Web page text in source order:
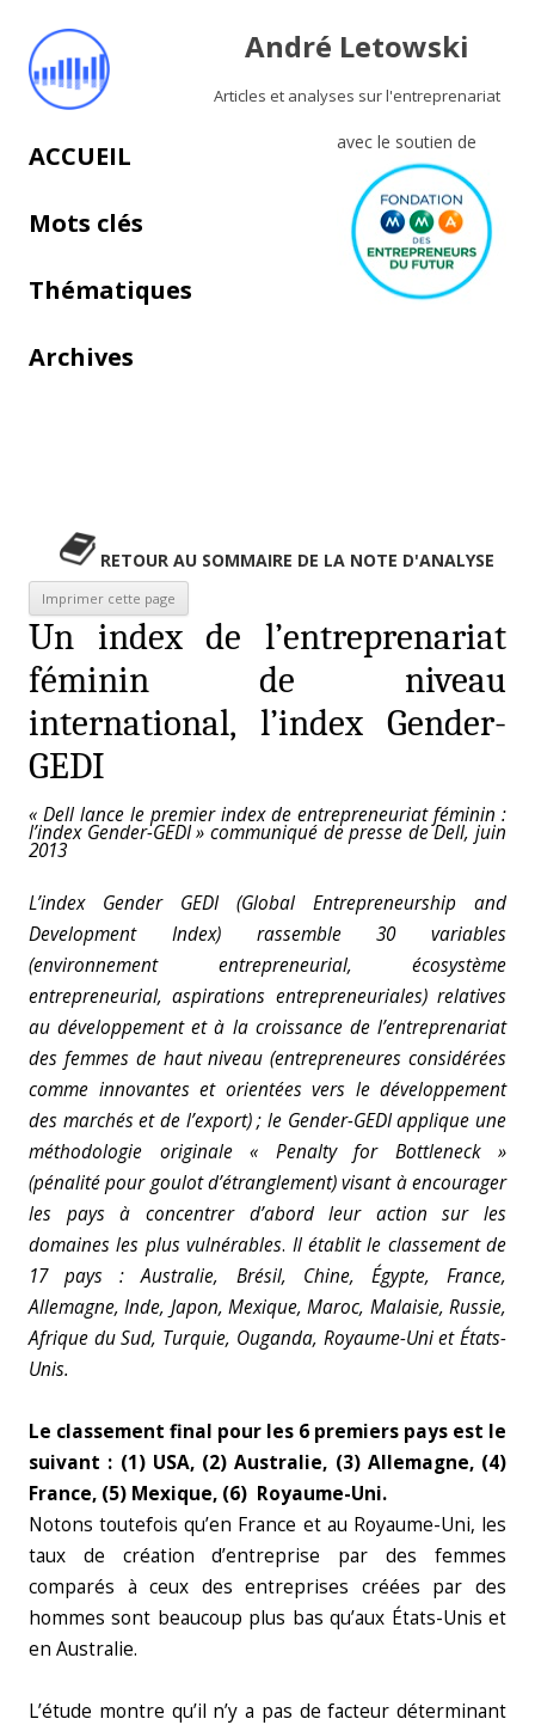
André Letowski
Articles et analyses sur l'entreprenariat
avec le soutien de
Aller au contenu principal
ACCUEIL
Mots clés
Thématiques
Archives
RETOUR AU SOMMAIRE DE LA NOTE D'ANALYSE
Un index de l’entreprenariat
féminin de niveau
international, l’index Gender-
GEDI
« Dell lance le premier index de entrepreneuriat féminin :
l’index Gender-GEDI » communiqué de presse de Dell, juin
2013
L’index Gender GEDI (Global Entrepreneurship and
Development Index) rassemble 30 variables
(environnement entrepreneurial, écosystème
entrepreneurial, aspirations entrepreneuriales) relatives
au développement et à la croissance de l’entreprenariat
des femmes de haut niveau (entrepreneures considérées
comme innovantes et orientées vers le développement
des marchés et de l’export) ; le Gender-GEDI applique une
méthodologie originale « Penalty for Bottleneck »
(pénalité pour goulot d’étranglement) visant à encourager
les pays à concentrer d’abord leur action sur les
domaines les plus vulnérables. Il établit le classement de
17 pays : Australie, Brésil, Chine, Égypte, France,
Allemagne, Inde, Japon, Mexique, Maroc, Malaisie, Russie,
Afrique du Sud, Turquie, Ouganda, Royaume-Uni et États-
Unis.
Le classement final pour les 6 premiers pays est le
suivant : (1) USA, (2) Australie, (3) Allemagne, (4)
France, (5) Mexique, (6) Royaume-Uni.
Notons toutefois qu’en France et au Royaume-Uni, les
taux de création d’entreprise par des femmes
comparés à ceux des entreprises créées par des
hommes sont beaucoup plus bas qu’aux États-Unis et
en Australie.
L’étude montre qu’il n’y a pas de facteur déterminant